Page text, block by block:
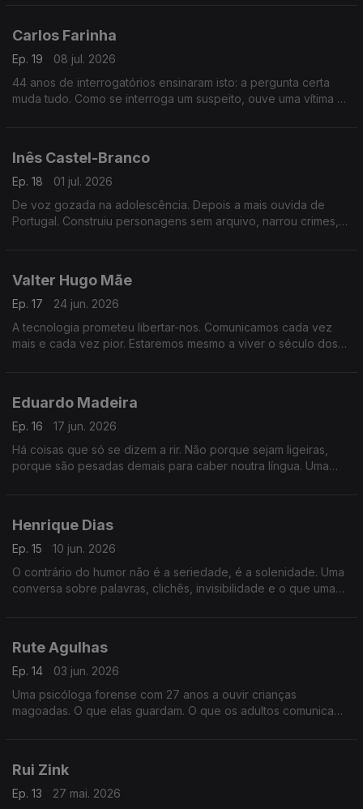
Carlos Farinha
Ep. 19
08 jul. 2026
44 anos de interrogatórios ensinaram isto: a pergunta certa
muda tudo. Como se interroga um suspeito, ouve uma vítima e
Inês Castel-Branco
Ep. 18
01 jul. 2026
De voz gozada na adolescência. Depois a mais ouvida de
Portugal. Construiu personagens sem arquivo, narrou crimes,
Valter Hugo Mãe
Ep. 17
24 jun. 2026
A tecnologia prometeu libertar-nos. Comunicamos cada vez
mais e cada vez pior. Estaremos mesmo a viver o século dos
Eduardo Madeira
Ep. 16
17 jun. 2026
Há coisas que só se dizem a rir. Não porque sejam ligeiras,
porque são pesadas demais para caber noutra língua. Uma
Henrique Dias
Ep. 15
10 jun. 2026
O contrário do humor não é a seriedade, é a solenidade. Uma
conversa sobre palavras, clichês, invisibilidade e o que uma
Rute Agulhas
Ep. 14
03 jun. 2026
Uma psicóloga forense com 27 anos a ouvir crianças
magoadas. O que elas guardam. O que os adultos comunicam
Rui Zink
Ep. 13
27 mai. 2026